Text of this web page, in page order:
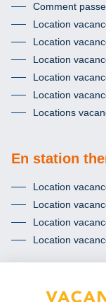
Comment
Location
Location
Location
Location
Location
Locations
En station
Location
Location
Location
Location